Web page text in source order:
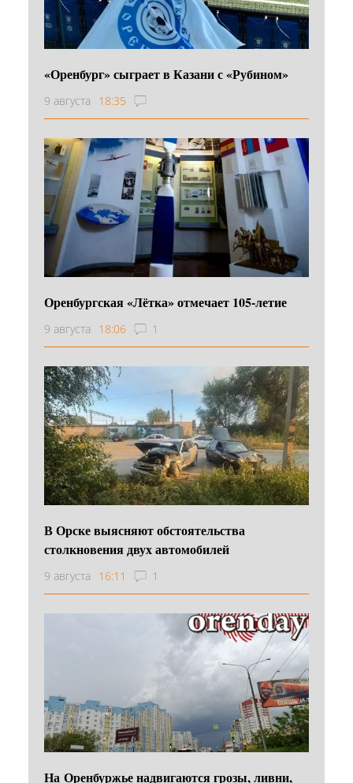
«Оренбург» сыграет в Казани с «Рубином»
9 августа 18:35
Оренбургская «Лётка» отмечает 105-летие
9 августа 18:06 1
В Орске выясняют обстоятельства
столкновения двух автомобилей
9 августа 16:11 1
На Оренбуржье надвигаются грозы, ливни,